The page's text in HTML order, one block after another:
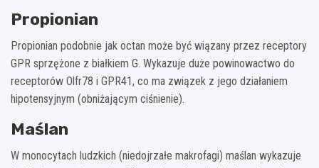
Propionian
Propionian podobnie jak octan może być wiązany przez receptory
GPR sprzężone z białkiem G. Wykazuje duże powinowactwo do
receptorów Olfr78 i GPR41, co ma związek z jego działaniem
hipotensyjnym (obniżającym ciśnienie).
Maślan
W monocytach ludzkich (niedojrzałe makrofagi) maślan wykazuje